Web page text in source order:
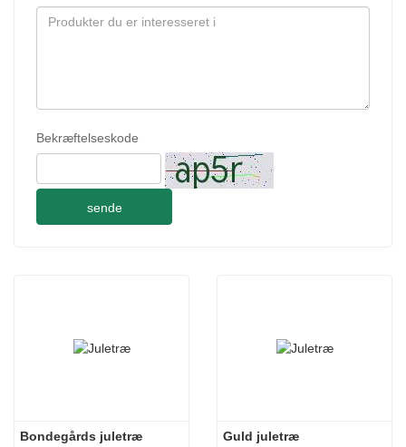
Bekræftelseskode
sende
Bondegårds juletræ Guld juletræ